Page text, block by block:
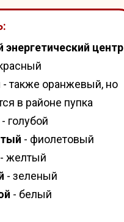
центр
- также оранжевый, но
в районе пупка
- голубой
- фиолетовый
- желтый
- зеленый
- белый